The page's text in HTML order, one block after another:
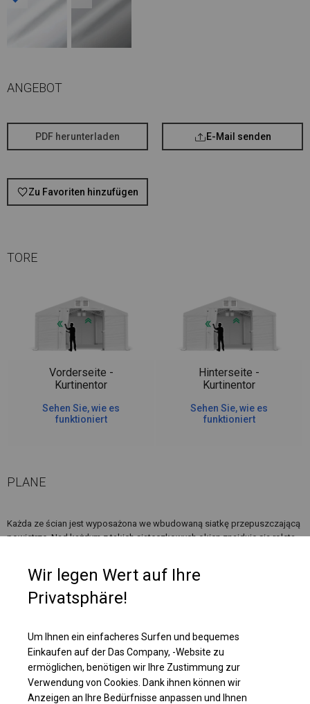
ANGEBOT
PDF herunterladen E-Mail senden
Zu Favoriten hinzufügen
TORE
Vorderseite -
Kurtinentor
Sehen Sie, wie es
funktioniert
Hinterseite -
Kurtinentor
Sehen Sie, wie es
funktioniert
PLANE
Każda ze ścian jest wyposażona we wbudowaną siatkę przepuszczającą
powietrze. Nad każdym z takich siateczkowych okien znajduje się roleta,
namioty z takimi ściankami można wykorzystywać w dwojaki sposób - i
jako namioty imprezowe czy ogrodowe, ustawiając w środku stoliki i
krzesła, i jako składziki do magazynowania.
Einzelheiten ansehen
Plane ändern
Wir legen Wert auf Ihre
Privatsphäre!
Um Ihnen ein einfacheres Surfen und bequemes
Einkaufen auf der Das Company, -Website zu
ermöglichen, benötigen wir Ihre Zustimmung zur
Verwendung von Cookies. Dank ihnen können wir
Anzeigen an Ihre Bedürfnisse anpassen und Ihnen